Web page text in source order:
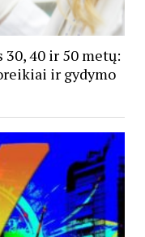
30, 40 ir 50 metų:
ir gydymo